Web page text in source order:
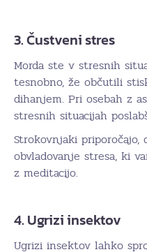
3. Čustveni stres
Morda ste v stresnih
tesnobno, že občutili
dihanjem. Pri osebah z
stresnih situacijah
Strokovnjaki
obvladovanje stresa, ki
z meditacijo.
4. Ugrizi insektov
Ugrizi insektov lahko